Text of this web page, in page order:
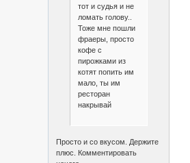
тот и судья и не
ломать голову..
Тоже мне пошли
фраеры, просто
кофе с
пирожками из
котят попить им
мало, ты им
ресторан
накрывай
Просто и со вкусом. Держите
плюс. Комментировать